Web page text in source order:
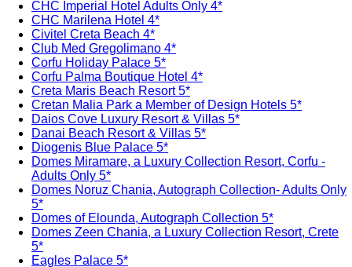
CHC Imperial Hotel Adults Only 4*
CHC Marilena Hotel 4*
Civitel Creta Beach 4*
Club Med Gregolimano 4*
Corfu Holiday Palace 5*
Corfu Palma Boutique Hotel 4*
Creta Maris Beach Resort 5*
Cretan Malia Park a Member of Design Hotels 5*
Daios Cove Luxury Resort & Villas 5*
Danai Beach Resort & Villas 5*
Diogenis Blue Palace 5*
Domes Miramare, a Luxury Collection Resort, Corfu -
Adults Only 5*
Domes Noruz Chania, Autograph Collection- Adults Only
5*
Domes of Elounda, Autograph Collection 5*
Domes Zeen Chania, a Luxury Collection Resort, Crete
5*
Eagles Palace 5*